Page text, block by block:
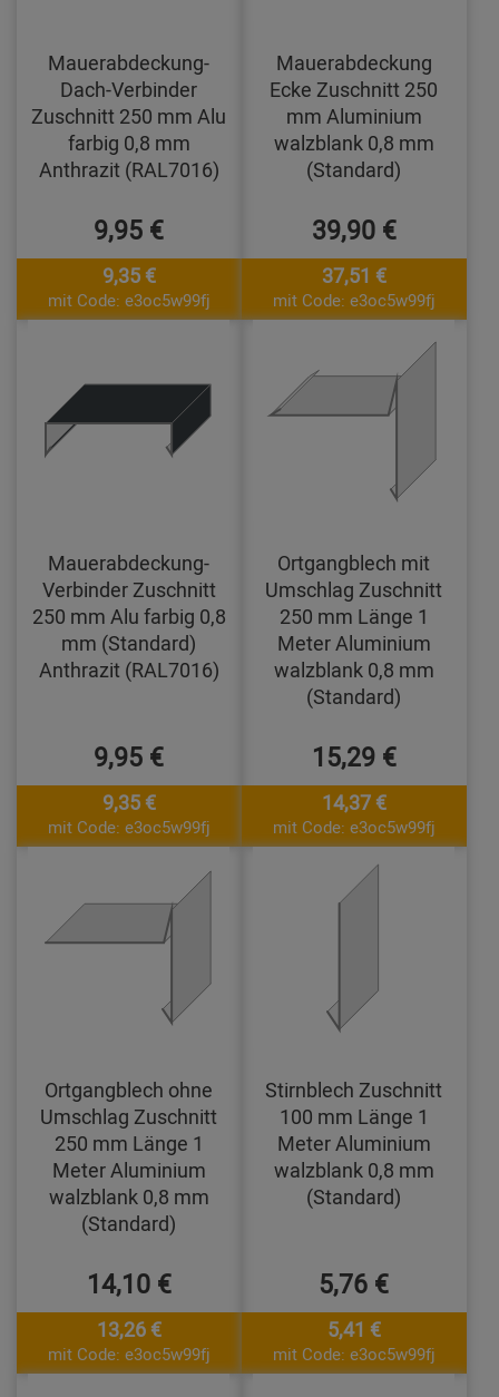
Mauerabdeckung-
Dach-Verbinder
Zuschnitt 250 mm Alu
farbig 0,8 mm
Anthrazit (RAL7016)
9,95 €
9,35 €
mit Code: e3oc5w99fj
Mauerabdeckung
Ecke Zuschnitt 250
mm Aluminium
walzblank 0,8 mm
(Standard)
39,90 €
37,51 €
mit Code: e3oc5w99fj
Mauerabdeckung-
Verbinder Zuschnitt
250 mm Alu farbig 0,8
mm (Standard)
Anthrazit (RAL7016)
9,95 €
9,35 €
mit Code: e3oc5w99fj
Ortgangblech mit
Umschlag Zuschnitt
250 mm Länge 1
Meter Aluminium
walzblank 0,8 mm
(Standard)
15,29 €
14,37 €
mit Code: e3oc5w99fj
Ortgangblech ohne
Umschlag Zuschnitt
250 mm Länge 1
Meter Aluminium
walzblank 0,8 mm
(Standard)
14,10 €
13,26 €
mit Code: e3oc5w99fj
Stirnblech Zuschnitt
100 mm Länge 1
Meter Aluminium
walzblank 0,8 mm
(Standard)
5,76 €
5,41 €
mit Code: e3oc5w99fj